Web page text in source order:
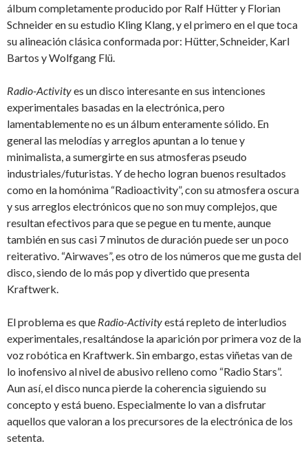
álbum completamente producido por Ralf Hütter y Florian
Schneider en su estudio Kling Klang, y el primero en el que toca
su alineación clásica conformada por: Hütter, Schneider, Karl
Bartos y Wolfgang Flü.
Radio-Activityes un disco interesante en sus intenciones
experimentales basadas en la electrónica, pero
lamentablemente no es un álbum enteramente sólido. En
general las melodías y arreglos apuntan a lo tenue y
minimalista, a sumergirte en sus atmosferas pseudo
industriales/futuristas. Y de hecho logran buenos resultados
como en la homónima “Radioactivity”, con su atmosfera oscura
y sus arreglos electrónicos que no son muy complejos, que
resultan efectivos para que se pegue en tu mente, aunque
también en sus casi 7 minutos de duración puede ser un poco
reiterativo. “Airwaves”, es otro de los números que me gusta del
disco, siendo de lo más pop y divertido que presenta
Kraftwerk.
El problema es que Radio-Activityestá repleto de interludios
experimentales, resaltándose la aparición por primera voz de la
voz robótica en Kraftwerk. Sin embargo, estas viñetas van de
lo inofensivo al nivel de abusivo relleno como “Radio Stars”.
Aun así, el disco nunca pierde la coherencia siguiendo su
concepto y está bueno. Especialmente lo van a disfrutar
aquellos que valoran a los precursores de la electrónica de los
setenta.